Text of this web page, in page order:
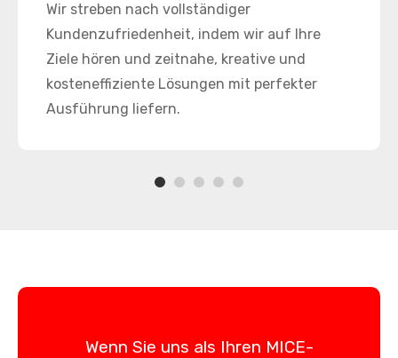
Wir streben nach vollständiger
Kundenzufriedenheit, indem wir auf Ihre
Ziele hören und zeitnahe, kreative und
kosteneffiziente Lösungen mit perfekter
Ausführung liefern.
Wenn Sie uns als Ihren MICE-